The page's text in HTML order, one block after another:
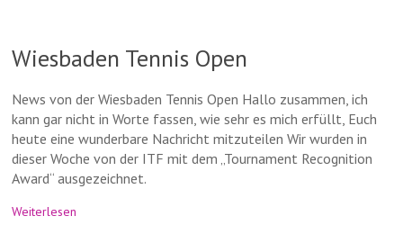
Wiesbaden Tennis Open
News von der Wiesbaden Tennis Open Hallo zusammen, ich
kann gar nicht in Worte fassen, wie sehr es mich erfüllt, Euch
heute eine wunderbare Nachricht mitzuteilen Wir wurden in
dieser Woche von der ITF mit dem „Tournament Recognition
Award“ ausgezeichnet.
Weiterlesen